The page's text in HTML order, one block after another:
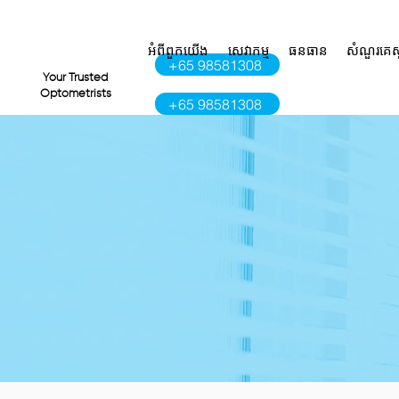
Your Trusted
Optometrists
+65 98581308
+65 98581308
អំពី​ពួក​យើង សេវាកម្ម ធនធាន សំណួរគេ